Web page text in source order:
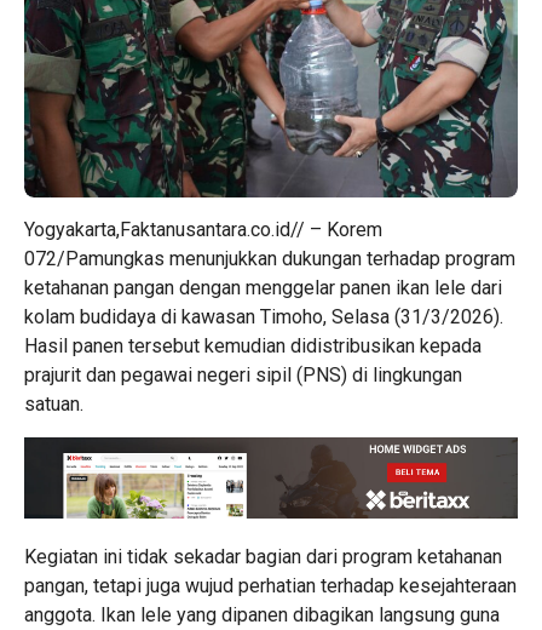
Yogyakarta,Faktanusantara.co.id// – Korem
072/Pamungkas menunjukkan dukungan terhadap program
ketahanan pangan dengan menggelar panen ikan lele dari
kolam budidaya di kawasan Timoho, Selasa (31/3/2026).
Hasil panen tersebut kemudian didistribusikan kepada
prajurit dan pegawai negeri sipil (PNS) di lingkungan
satuan.
Kegiatan ini tidak sekadar bagian dari program ketahanan
pangan, tetapi juga wujud perhatian terhadap kesejahteraan
anggota. Ikan lele yang dipanen dibagikan langsung guna